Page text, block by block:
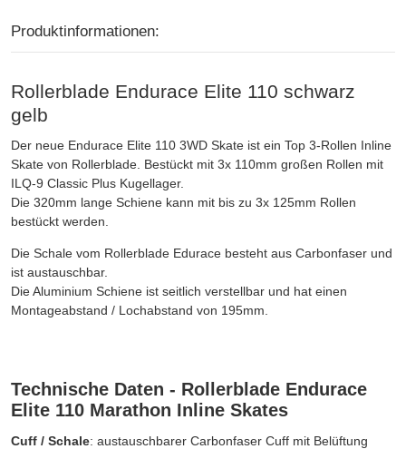
Produktinformationen:
Rollerblade Endurace Elite 110 schwarz
gelb
Der neue Endurace Elite 110 3WD Skate ist ein Top 3-Rollen Inline
Skate von Rollerblade. Bestückt mit 3x 110mm großen Rollen mit
ILQ-9 Classic Plus Kugellager.
Die 320mm lange Schiene kann mit bis zu 3x 125mm Rollen
bestückt werden.
Die Schale vom Rollerblade Edurace besteht aus Carbonfaser und
ist austauschbar.
Die Aluminium Schiene ist seitlich verstellbar und hat einen
Montageabstand / Lochabstand von 195mm.
Technische Daten - Rollerblade Endurace
Elite 110 Marathon Inline Skates
Cuff / Schale: austauschbarer Carbonfaser Cuff mit Belüftung